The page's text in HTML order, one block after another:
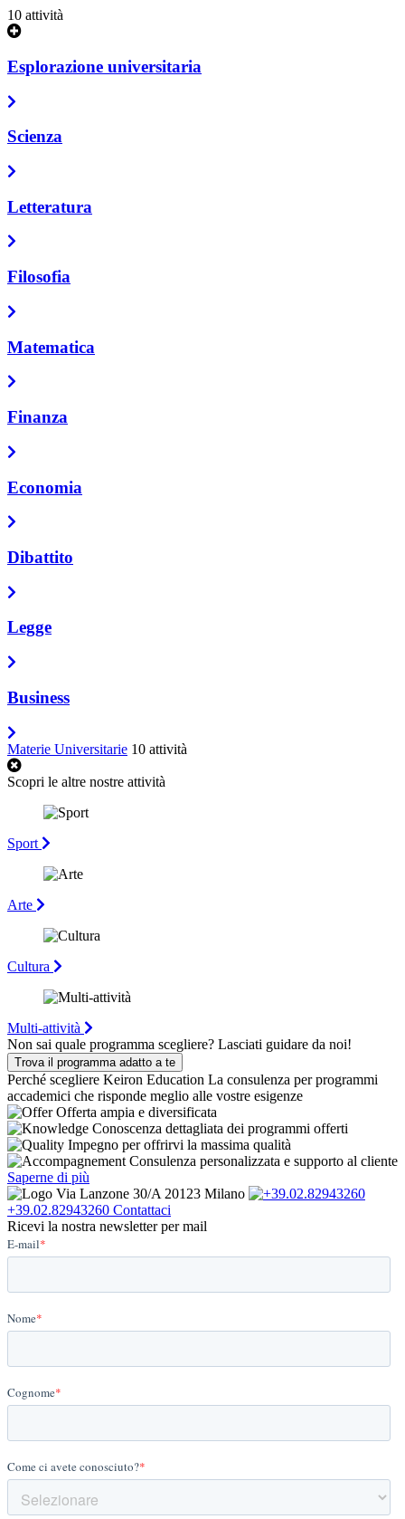
10 attività
Esplorazione universitaria
Scienza
Letteratura
Filosofia
Matematica
Finanza
Economia
Dibattito
Legge
Business
Materie Universitarie 10 attività
Scopri le altre nostre attività
Sport
Arte
Cultura
Multi-attività
Non sai quale programma scegliere? Lasciati guidare da noi!
Trova il programma adatto a te
Perché scegliere Keiron Education La consulenza per programmi
accademici che risponde meglio alle vostre esigenze
Offerta ampia e diversificata
Conoscenza dettagliata dei programmi offerti
Impegno per offrirvi la massima qualità
Consulenza personalizzata e supporto al cliente
Saperne di più
Via Lanzone 30/A 20123 Milano
+39.02.82943260 Contattaci
Ricevi la nostra newsletter per mail